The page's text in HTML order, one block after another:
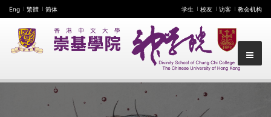
Eng 繁體 简体 学生 校友 访客 教会机构